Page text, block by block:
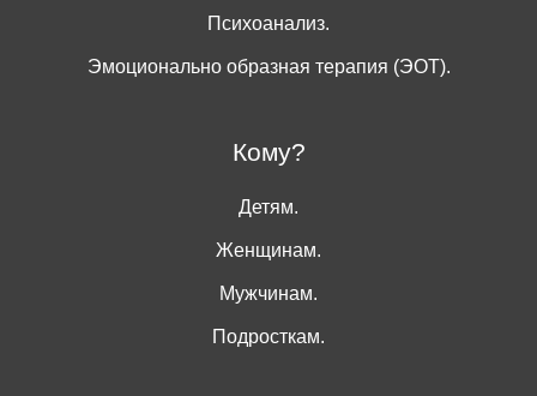
Психоанализ.
Эмоционально образная терапия (ЭОТ).
Кому?
Детям.
Женщинам.
Мужчинам.
Подросткам.